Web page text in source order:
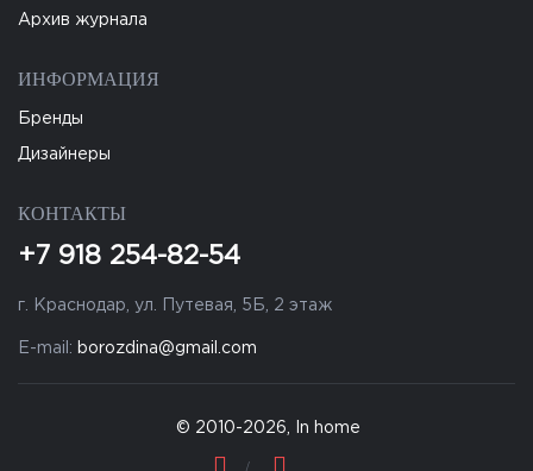
Архив журнала
ИНФОРМАЦИЯ
Бренды
Дизайнеры
КОНТАКТЫ
+7 918 254-82-54
г. Краснодар, ул. Путевая, 5Б, 2 этаж
E-mail: borozdina@gmail.com
© 2010-2026, In home